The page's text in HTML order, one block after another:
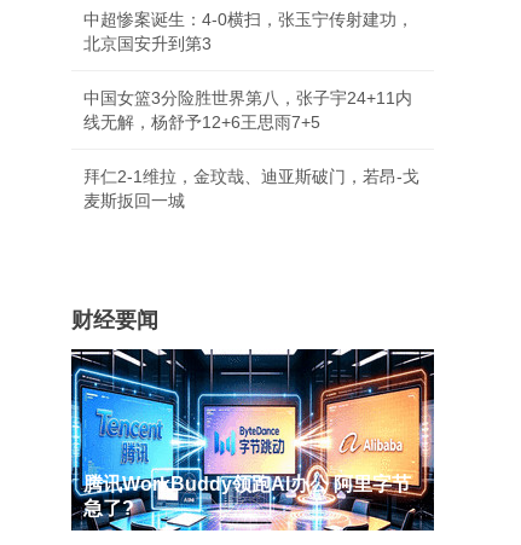
中超惨案诞生：4-0横扫，张玉宁传射建功，
北京国安升到第3
中国女篮3分险胜世界第八，张子宇24+11内
线无解，杨舒予12+6王思雨7+5
拜仁2-1维拉，金玟哉、迪亚斯破门，若昂-戈
麦斯扳回一城
财经要闻
腾讯WorkBuddy领跑AI办公 阿里字节
急了?